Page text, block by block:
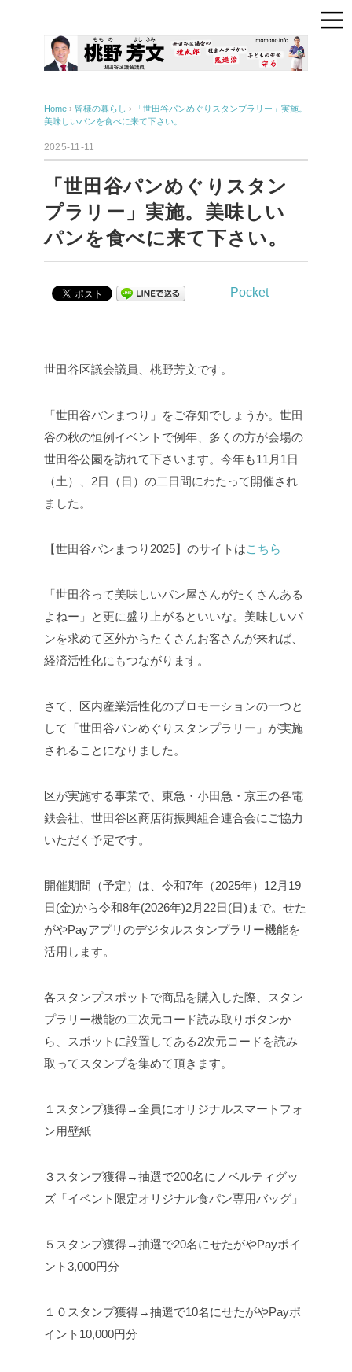
Home › 皆様の暮らし ›
「世田谷パンめぐりスタンプラリー」実施。
美味しいパンを食べに来て下さい。
2025-11-11
「世田谷パンめぐりスタン
プラリー」実施。美味しい
パンを食べに来て下さい。
Pocket
世田谷区議会議員、桃野芳文です。
「世田谷パンまつり」をご存知でしょうか。世田
谷の秋の恒例イベントで例年、多くの方が会場の
世田谷公園を訪れて下さいます。今年も11月1日
（土）、2日（日）の二日間にわたって開催され
ました。
【世田谷パンまつり2025】のサイトはこちら
「世田谷って美味しいパン屋さんがたくさんある
よねー」と更に盛り上がるといいな。美味しいパ
ンを求めて区外からたくさんお客さんが来れば、
経済活性化にもつながります。
さて、区内産業活性化のプロモーションの一つと
して「世田谷パンめぐりスタンプラリー」が実施
されることになりました。
区が実施する事業で、東急・小田急・京王の各電
鉄会社、世田谷区商店街振興組合連合会にご協力
いただく予定です。
開催期間（予定）は、令和7年（2025年）12月19
日(金)から令和8年(2026年)2月22日(日)まで。せた
がやPayアプリのデジタルスタンプラリー機能を
活用します。
各スタンプスポットで商品を購入した際、スタン
プラリー機能の二次元コード読み取りボタンか
ら、スポットに設置してある2次元コードを読み
取ってスタンプを集めて頂きます。
１スタンプ獲得→全員にオリジナルスマートフォ
ン用壁紙
３スタンプ獲得→抽選で200名にノベルティグッ
ズ「イベント限定オリジナル食パン専用バッグ」
５スタンプ獲得→抽選で20名にせたがやPayポイ
ント3,000円分
１０スタンプ獲得→抽選で10名にせたがやPayポ
イント10,000円分